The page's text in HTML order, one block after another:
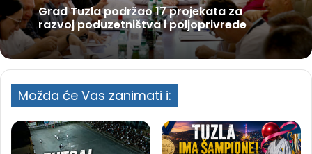
Grad Tuzla podržao 17 projekata za
razvoj poduzetništva i poljoprivrede
Možda će Vas zanimati i: